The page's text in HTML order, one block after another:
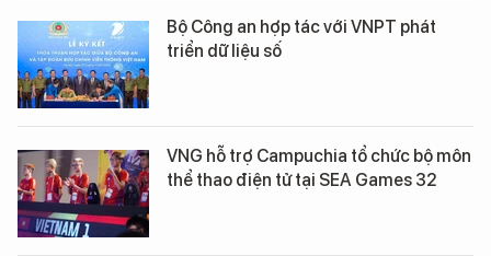
Bộ Công an hợp tác với VNPT phát
triển dữ liệu số
VNG hỗ trợ Campuchia tổ chức bộ môn
thể thao điện tử tại SEA Games 32